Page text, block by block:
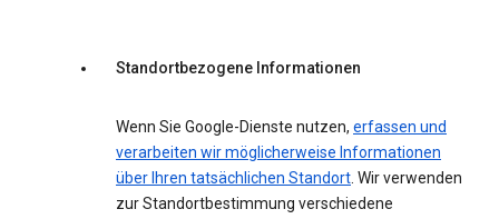
Standortbezogene Informationen
Wenn Sie Google-Dienste nutzen, erfassen und
verarbeiten wir möglicherweise Informationen
über Ihren tatsächlichen Standort. Wir verwenden
zur Standortbestimmung verschiedene